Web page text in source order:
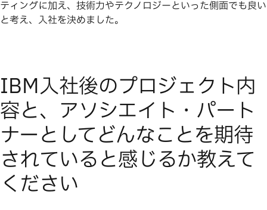
ティングに加え、技術力やテクノロジーといった側面でも良い
と考え、入社を決めました。
IBM入社後のプロジェクト内
容と、アソシエイト・パート
ナーとしてどんなことを期待
されていると感じるか教えて
ください